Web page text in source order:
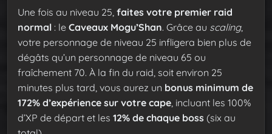
Une fois au niveau 25, faites votre premier raid
normal : le Caveaux Mogu’Shan. Grâce au scaling,
votre personnage de niveau 25 infligera bien plus de
dégâts qu’un personnage de niveau 65 ou
fraîchement 70. À la fin du raid, soit environ 25
minutes plus tard, vous aurez un bonus minimum de
172% d’expérience sur votre cape , incluant les 100%
d’XP de départ et les 12% de chaque boss (six au